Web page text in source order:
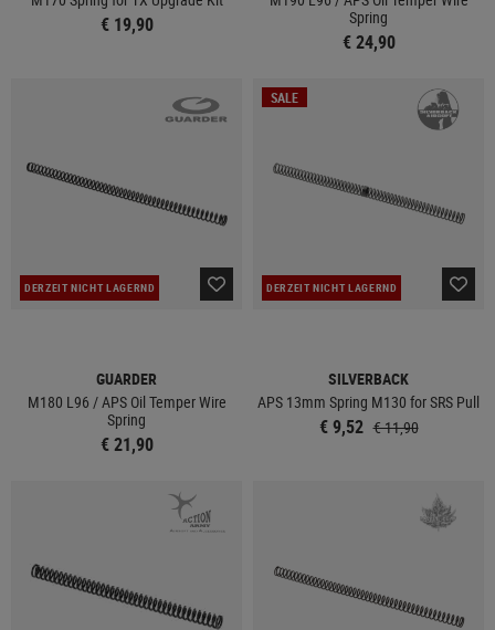
€ 19,90
Spring
€ 24,90
DERZEIT NICHT LAGERND
GUARDER
M180 L96 / APS Oil Temper Wire
Spring
€ 21,90
SALE
DERZEIT NICHT LAGERND
SILVERBACK
APS 13mm Spring M130 for SRS Pull
€ 9,52 € 11,90